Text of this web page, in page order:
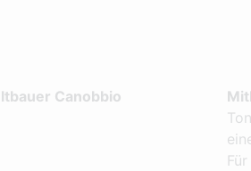
Canobbio